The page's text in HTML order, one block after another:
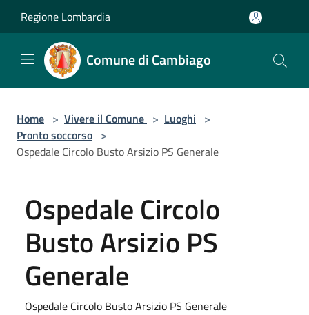
Regione Lombardia
Comune di Cambiago
Home > Vivere il Comune > Luoghi >
Pronto soccorso >
Ospedale Circolo Busto Arsizio PS Generale
Ospedale Circolo
Busto Arsizio PS
Generale
Ospedale Circolo Busto Arsizio PS Generale